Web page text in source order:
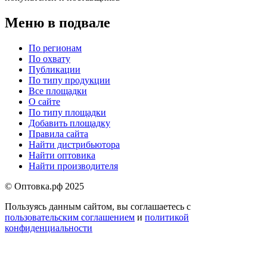
Меню в подвале
По регионам
По охвату
Публикации
По типу продукции
Все площадки
О сайте
По типу площадки
Добавить площадку
Правила сайта
Найти дистрибьютора
Найти оптовика
Найти производителя
© Оптовка.рф 2025
Пользуясь данным сайтом, вы соглашаетесь с
пользовательским соглашением и политикой
конфиденциальности